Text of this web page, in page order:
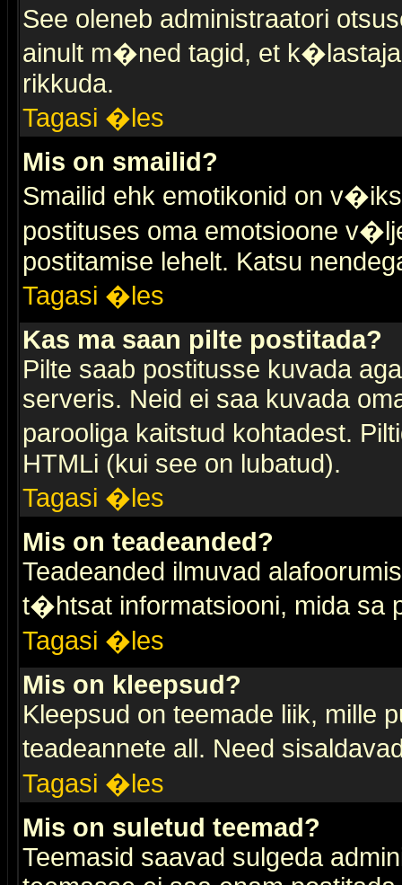
See oleneb administraatori
ainult m�ned tagid, et
rikkuda.
Tagasi �les
Mis on smailid?
Smailid ehk emotikonid on
postituses oma emotsioone
postitamise lehelt. Katsu
Tagasi �les
Kas ma saan pilte postitada?
Pilte saab postitusse kuvada
serveris. Neid ei saa kuvada
parooliga kaitstud kohtadest.
HTMLi (kui see on lubatud).
Tagasi �les
Mis on teadeanded?
Teadeanded ilmuvad
t�htsat informatsiooni, mida sa
Tagasi �les
Mis on kleepsud?
Kleepsud on teemade liik, mille
teadeannete all. Need
Tagasi �les
Mis on suletud teemad?
Teemasid saavad sulgeda